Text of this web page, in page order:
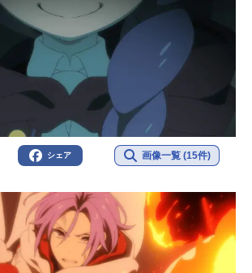
シェア 画像一覧 (15件)